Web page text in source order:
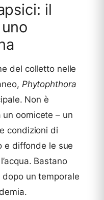
il
del colletto nelle
Phytophthora
Non è
oomicete – un
condizioni di
e diffonde le sue
Bastano
un temporale